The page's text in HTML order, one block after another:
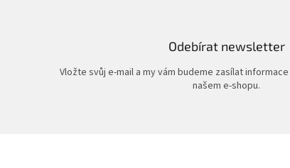
Odebírat newsletter
Vložte svůj e-mail a my vám budeme zasílat
našem e-shopu.